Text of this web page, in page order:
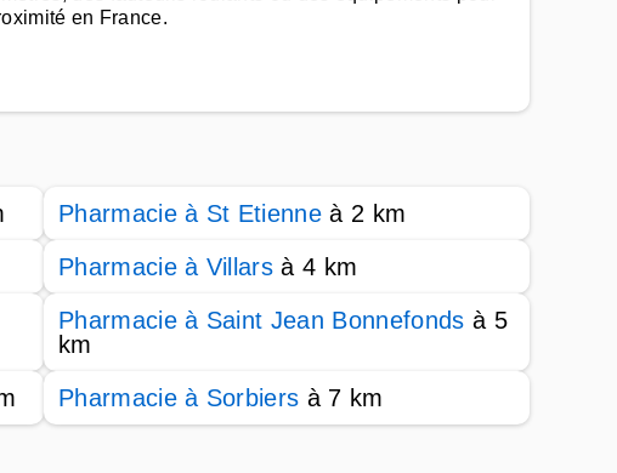
en France.
Pharmacie à St Etienne à 2 km
Pharmacie à Villars à 4 km
Pharmacie à Saint Jean Bonnefonds à 5
km
Pharmacie à Sorbiers à 7 km